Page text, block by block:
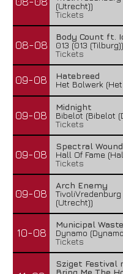
(Utrecht))
Tickets
08-08
Body Count ft.
013 (013 (Tilburg))
Tickets
09-08
Hatebreed
Het Bolwerk
09-08
Midnight
Bibelot (Bibelot
Tickets
09-08
Spectral Wound
Hall Of Fame
Tickets
09-08
Arch Enemy
(Utrecht))
10-08
Municipal Waste
Dynamo
Tickets
Sziget Festival
Bring Me The